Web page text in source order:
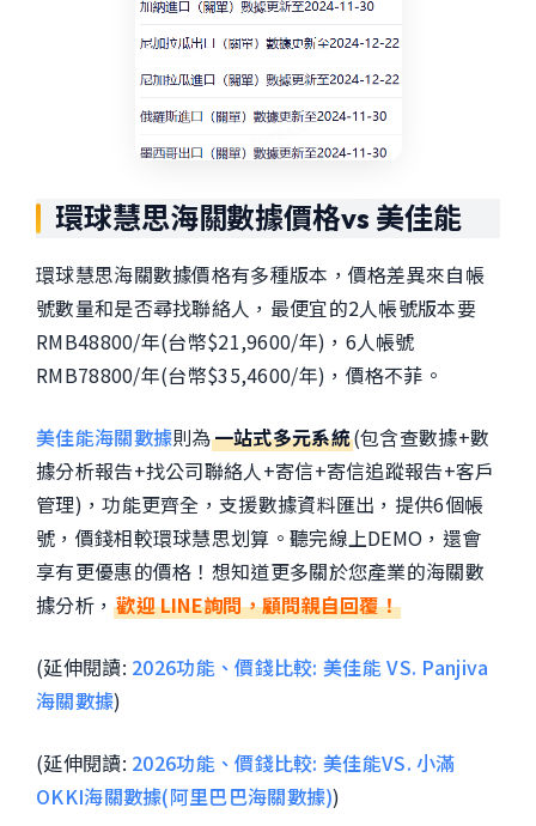
環球慧思海關數據價格vs 美佳能
環球慧思海關數據價格有多種版本，價格差異來自帳
號數量和是否尋找聯絡人，最便宜的2人帳號版本要
RMB48800/年(台幣$21,9600/年)，6人帳號
RMB78800/年(台幣$35,4600/年)，價格不菲。
美佳能海關數據則為一站式多元系統(包含查數據+數
據分析報告+找公司聯絡人+寄信+寄信追蹤報告+客戶
管理)，功能更齊全，支援數據資料匯出，提供6個帳
號，價錢相較環球慧思划算。聽完線上DEMO，還會
享有更優惠的價格！想知道更多關於您產業的海關數
據分析，歡迎LINE詢問，顧問親自回覆！
(延伸閱讀: 2026功能、價錢比較: 美佳能 VS. Panjiva
海關數據)
(延伸閱讀: 2026功能、價錢比較: 美佳能VS. 小滿
OKKI海關數據(阿里巴巴海關數據))